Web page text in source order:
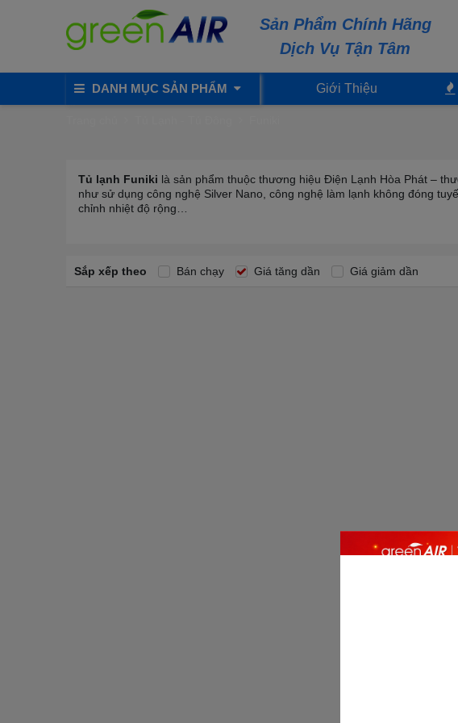
Sản Phẩm Chính Hãng
Dịch Vụ Tận Tâm
DANH MỤC SẢN PHẨM Giới Thiệu
Tủ lạnh Funiki là sản phẩm thuộc thương hiệu Điện Lạnh Hòa Phát –
như sử dụng công nghệ Silver Nano, công nghệ làm lạnh không đóng
chỉnh nhiệt độ rộng…
Sắp xếp theo Bán chạy Giá tăng dần Giá giảm dần